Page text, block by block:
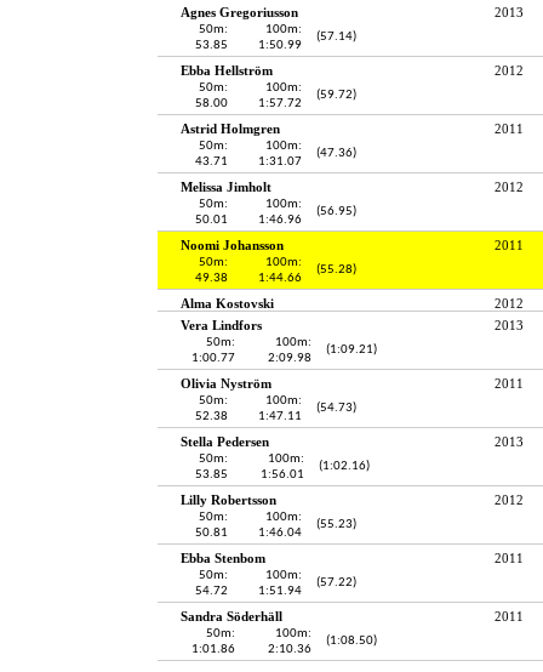
Agnes Gregoriusson 2013
50m:
53.85
100m:
1:50.99
(57.14)
Ebba Hellström 2012
50m:
58.00
100m:
1:57.72
(59.72)
Astrid Holmgren 2011
50m:
43.71
100m:
1:31.07
(47.36)
Melissa Jimholt 2012
50m:
50.01
100m:
1:46.96
(56.95)
Noomi Johansson 2011
50m:
49.38
100m:
1:44.66
(55.28)
Alma Kostovski
2012
Vera Lindfors
2013
50m:
1:00.77
100m:
2:09.98
(1:09.21)
Olivia Nyström 2011
50m:
52.38
100m:
1:47.11
(54.73)
Stella Pedersen 2013
50m:
53.85
100m:
1:56.01
(1:02.16)
Lilly Robertsson 2012
50m:
50.81
100m:
1:46.04
(55.23)
Ebba Stenbom 2011
50m:
54.72
100m:
1:51.94
(57.22)
Sandra Söderhäll 2011
50m:
1:01.86
100m:
2:10.36
(1:08.50)